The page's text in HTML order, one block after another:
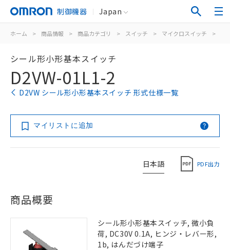
制御機器 Japan
ホーム > 商品情報 > 商品カテゴリ > スイッチ > マイクロスイッチ >
シール形小形基本スイッチ
D2VW-01L1-2
D2VW シール形小形基本スイッチ 形式仕様一覧
マイリストに追加
日本語 PDF出力
商品概要
シール形小形基本スイッチ, 微小負
荷, DC30V 0.1A, ヒンジ・レバー形,
1b, はんだづけ端子